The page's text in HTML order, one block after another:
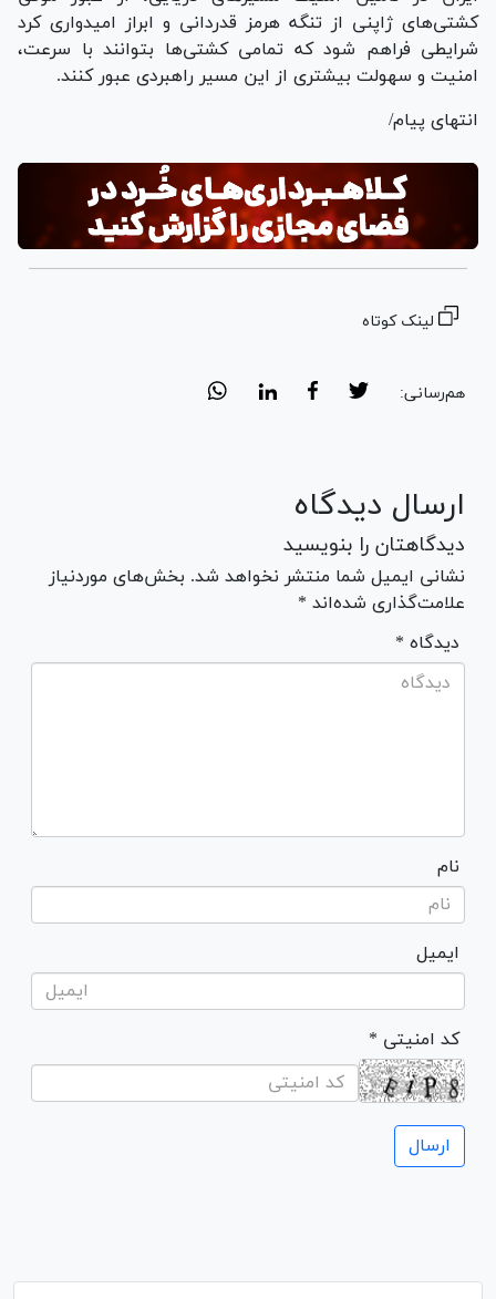
کشتی‌های ژاپنی از تنگه هرمز قدردانی و ابراز امیدواری کرد
شرایطی فراهم شود که تمامی کشتی‌ها بتوانند با سرعت،
امنیت و سهولت بیشتری از این مسیر راهبردی عبور کنند.
انتهای پیام/
لینک کوتاه
هم‌رسانی:
ارسال دیدگاه
دیدگاهتان را بنویسید
نشانی ایمیل شما منتشر نخواهد شد. بخش‌های موردنیاز
علامت‌گذاری شده‌اند *
* دیدگاه
نام
ایمیل
* کد امنیتی